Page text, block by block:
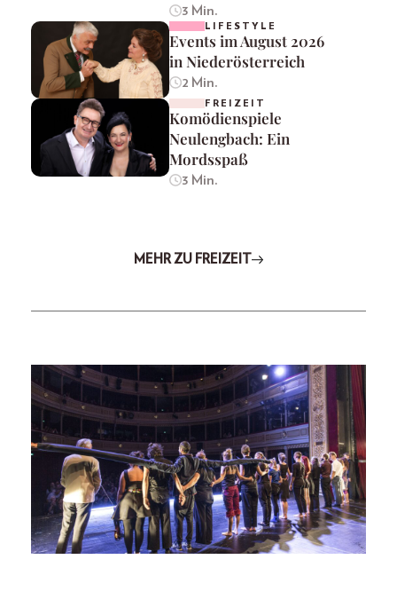
3 Min.
LIFESTYLE
Events im August 2026
in Niederösterreich
2 Min.
FREIZEIT
Komödienspiele
Neulengbach: Ein
Mordsspaß
3 Min.
MEHR ZU FREIZEIT